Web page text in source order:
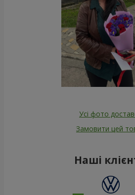
Усі фото
Замовити цей
Наші